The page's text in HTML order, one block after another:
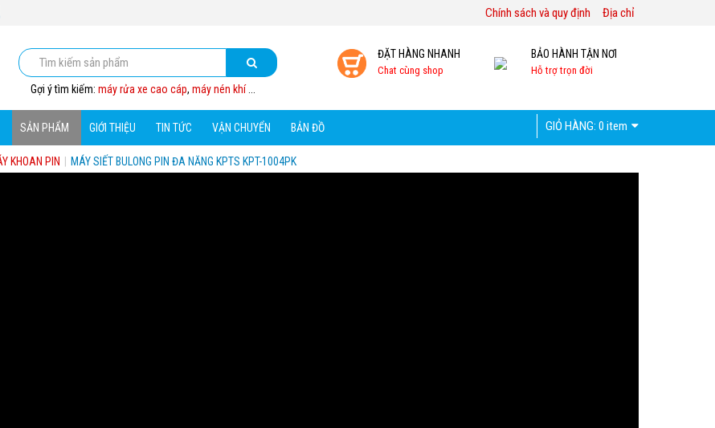
Chính sách và quy định Địa chỉ
Gợi ý tìm kiếm:máy rửa xe cao cáp,máy nén khí...
ĐẶT HÀNG NHANH
Chat cùng shop
BẢO HÀNH TẬN NƠI
Hỗ trợ trọn đời
SẢN PHẨM GIỚI THIỆU TIN TỨC VẬN CHUYỂN BẢN ĐỒ GIỎ HÀNG: 0 item
KHOAN PIN MÁY SIẾT BULONG PIN ĐA NĂNG KPTS KPT-1004PK